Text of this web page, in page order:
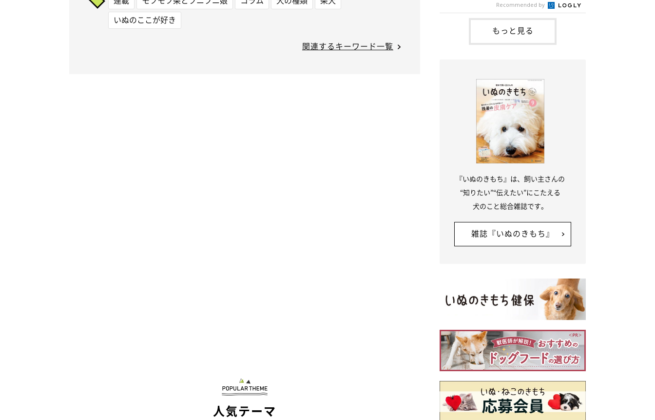
いぬのここが好き
関連するキーワード一覧
人気テーマ
体とあどけない表情が印象的です。飼い主
さんの夫に抱っこされる慎之介くん。@B
Instagramユーザー@lina_and_leonaさん
の愛犬・レオナちゃん（取材時6才／柴犬
／写真右）です。穏やかで優しい表情を見
せる今の姿からは想像できませんが、レオ
ナちゃんには悲しい過去があるといいま
す。人が怖くてケージの中で震えていた家
Recommended by
もっと見る
『いぬのきもち』は、飼い主さんの
“知りたい”“伝えたい”にこたえる
犬のこと総合雑誌です。
雑誌『いぬのきもち』